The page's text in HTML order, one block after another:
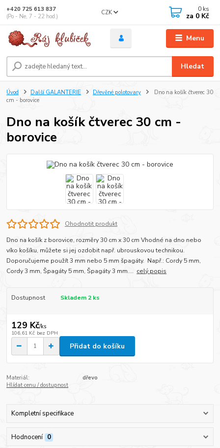
Menu
CZK
Hledat
+420 725 613 837
(Po - Ne, 7 - 22 hod.)
0 ks
za 0 Kč
Úvod Další GALANTERIE Dřevěné polotovary
Dno na košík čtverec 30
cm - borovice
Dno na košík čtverec 30 cm -
borovice
Ohodnotit produkt
Dno na košík z borovice, rozměry 30 cm x 30 cm Vhodné na dno nebo
víko košíku, můžete si jej ozdobit např. ubrouskovou technikou.
Doporučujeme použít 3 mm nebo 5 mm špagáty. Např.: Cordy 5 mm,
Cordy 3 mm, Špagáty 5 mm, Špagáty 3 mm.... celý popis
Dostupnost Skladem 2 ks
129 Kč/ks
106,61 Kč bez DPH
Přidat do košíku
Materiál:
dřevo
Hlídat cenu / dostupnost
Kompletní specifikace
Hodnocení 0